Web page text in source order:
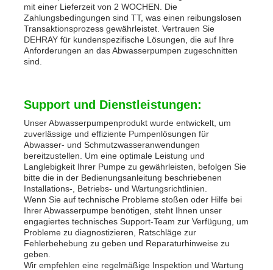
mit einer Lieferzeit von 2 WOCHEN. Die
Zahlungsbedingungen sind TT, was einen reibungslosen
Transaktionsprozess gewährleistet. Vertrauen Sie
DEHRAY für kundenspezifische Lösungen, die auf Ihre
Anforderungen an das Abwasserpumpen zugeschnitten
sind.
Support und Dienstleistungen:
Unser Abwasserpumpenprodukt wurde entwickelt, um
zuverlässige und effiziente Pumpenlösungen für
Abwasser- und Schmutzwasseranwendungen
bereitzustellen. Um eine optimale Leistung und
Langlebigkeit Ihrer Pumpe zu gewährleisten, befolgen Sie
bitte die in der Bedienungsanleitung beschriebenen
Installations-, Betriebs- und Wartungsrichtlinien.
Wenn Sie auf technische Probleme stoßen oder Hilfe bei
Ihrer Abwasserpumpe benötigen, steht Ihnen unser
engagiertes technisches Support-Team zur Verfügung, um
Probleme zu diagnostizieren, Ratschläge zur
Fehlerbehebung zu geben und Reparaturhinweise zu
geben.
Wir empfehlen eine regelmäßige Inspektion und Wartung